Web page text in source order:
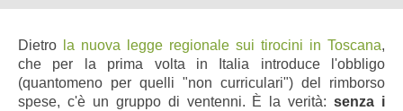
Dietro la nuova legge regionale sui tirocini in Toscana,
che per la prima volta in Italia introduce l'obbligo
(quantomeno per quelli "non curriculari") del rimborso
spese, c'è un gruppo di ventenni. È la verità:senza i